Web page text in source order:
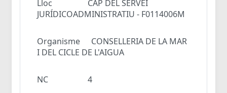
Lloc
CAP DEL SERVEI
JURÍDICOADMINISTRATIU - F0114006M
Organisme
CONSELLERIA DE LA MAR
I DEL CICLE DE L'AIGUA
NC 4